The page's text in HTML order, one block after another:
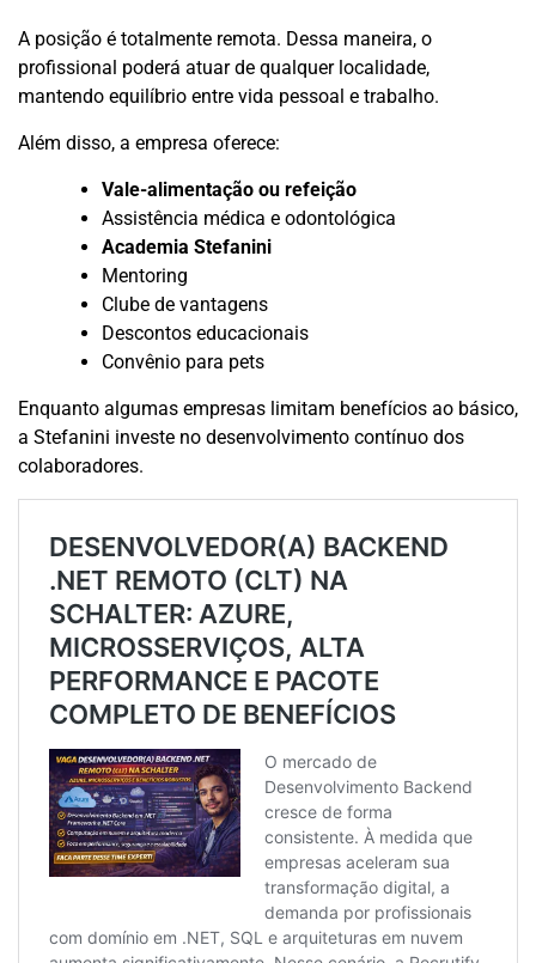
A posição é totalmente remota. Dessa maneira, o
profissional poderá atuar de qualquer localidade,
mantendo equilíbrio entre vida pessoal e trabalho.
Além disso, a empresa oferece:
Vale-alimentação ou refeição
Assistência médica e odontológica
Academia Stefanini
Mentoring
Clube de vantagens
Descontos educacionais
Convênio para pets
Enquanto algumas empresas limitam benefícios ao básico,
a Stefanini investe no desenvolvimento contínuo dos
colaboradores.